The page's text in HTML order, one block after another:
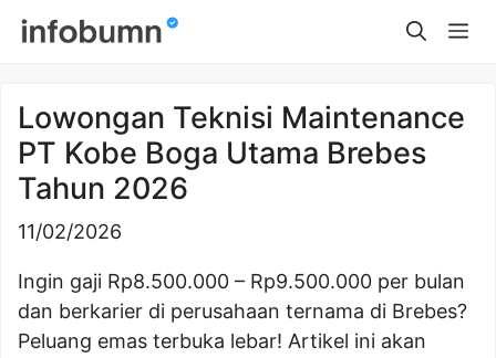
Skip
Lowongan Teknisi Maintenance
PT Kobe Boga Utama Brebes
Tahun 2026
11/02/2026
Ingin gaji Rp8.500.000 – Rp9.500.000 per bulan
dan berkarier di perusahaan ternama di Brebes?
Peluang emas terbuka lebar! Artikel ini akan